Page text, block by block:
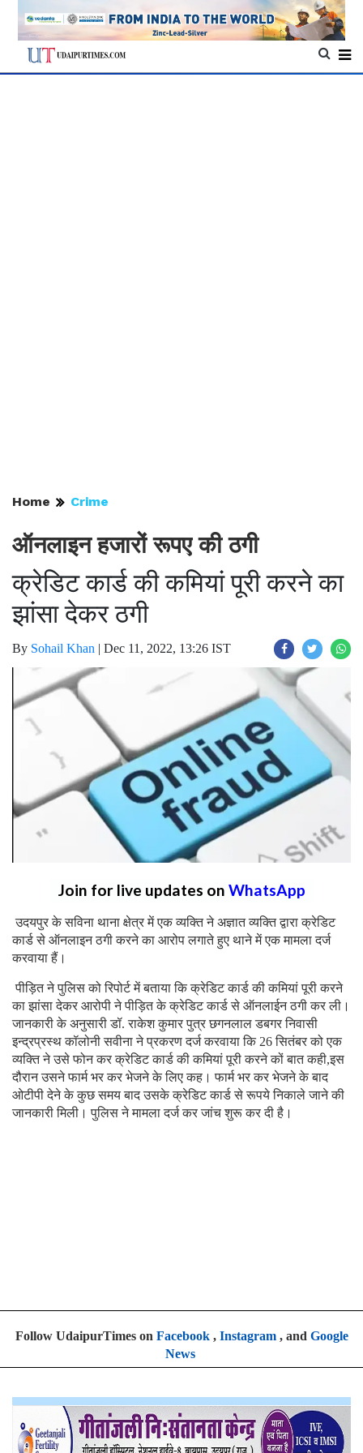
Home Crime
ऑनलाइन हजारों रूपए की ठगी
क्रेडिट कार्ड की कमियां पूरी करने का
झांसा देकर ठगी
By Sohail Khan | Dec 11, 2022, 13:26 IST
Join for live updates on WhatsApp
उदयपुर के सविना थाना क्षेत्र में एक व्यक्ति ने अज्ञात व्यक्ति द्वारा क्रेडिट
कार्ड से ऑनलाइन ठगी करने का आरोप लगाते हुए थाने में एक मामला दर्ज
करवाया हैं।
पीड़ित ने पुलिस को रिपोर्ट में बताया कि क्रेडिट कार्ड की कमियां पूरी करने
का झांसा देकर आरोपी ने पीड़ित के क्रेडिट कार्ड से ऑनलाईन ठगी कर ली।
जानकारी के अनुसारी डॉ. राकेश कुमार पुत्र छगनलाल डबगर निवासी
इन्द्रप्रस्थ कॉलोनी सवीना ने प्रकरण दर्ज करवाया कि 26 सितंबर को एक
व्यक्ति ने उसे फोन कर क्रेडिट कार्ड की कमियां पूरी करने कों बात कही,इस
दौरान उसने फार्म भर कर भेजने के लिए कह। फार्म भर कर भेजने के बाद
ओटीपी देने के कुछ समय बाद उसके क्रेडिट कार्ड से रूपये निकाले जाने की
जानकारी मिली। पुलिस ने मामला दर्ज कर जांच शुरू कर दी है।
Follow UdaipurTimes on Facebook, Instagram, and Google
News